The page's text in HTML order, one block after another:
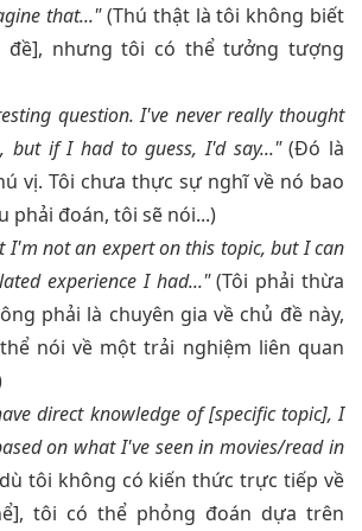
that..."(Thú thật là tôi không biết
đề], nhưng tôi có thể tưởng tượng
question. I've never really thought
but if I had to guess, I'd say..."(Đó là
vị. Tôi chưa thực sự nghĩ về nó bao
phải đoán, tôi sẽ nói...)
I'm not an expert on this topic, but I can
experience I had..."(Tôi phải thừa
phải là chuyên gia về chủ đề này,
nói về một trải nghiệm liên quan
direct knowledge of [specific topic], I
on what I've seen in movies/read in
tôi không có kiến thức trực tiếp về
tôi có thể phỏng đoán dựa trên